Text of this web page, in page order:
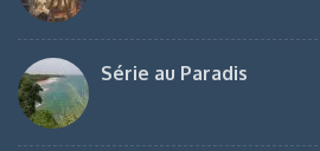
Série au Paradis